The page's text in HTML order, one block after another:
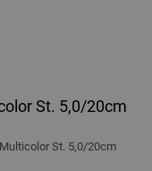
St. 5,0/20cm
St. 5,0/20cm